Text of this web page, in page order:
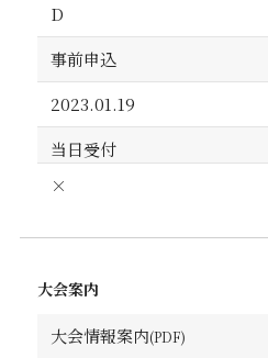
D
事前申込
2023.01.19
当日受付
×
大会案内
大会情報案内